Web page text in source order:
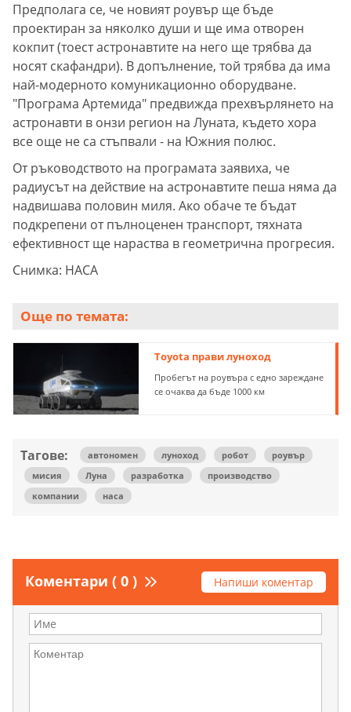
Предполага се, че новият роувър ще бъде
проектиран за няколко души и ще има отворен
кокпит (тоест астронавтите на него ще трябва да
носят скафандри). В допълнение, той трябва да има
най-модерното комуникационно оборудване.
"Програма Артемида" предвижда прехвърлянето на
астронавти в онзи регион на Луната, където хора
все още не са стъпвали - на Южния полюс.
От ръководството на програмата заявиха, че
радиусът на действие на астронавтите пеша няма да
надвишава половин миля. Ако обаче те бъдат
подкрепени от пълноценен транспорт, тяхната
ефективност ще нараства в геометрична прогресия.
Снимка: НАСА
Още по темата:
Toyota прави луноход
Пробегът на роувъра с едно зареждане
се очаква да бъде 1000 км
Тагове: автономен луноход робот
роувър
мисия
Луна разработка
производство
компании
наса
Коментари ( 0 ) Напиши коментар